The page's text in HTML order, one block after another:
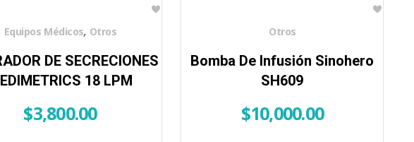
DE SECRECIONES
18 LPM
$3,800.00
Equipos Médicos, Otros
Bomba De Infusión Sinohero
SH609
$10,000.00
Otros